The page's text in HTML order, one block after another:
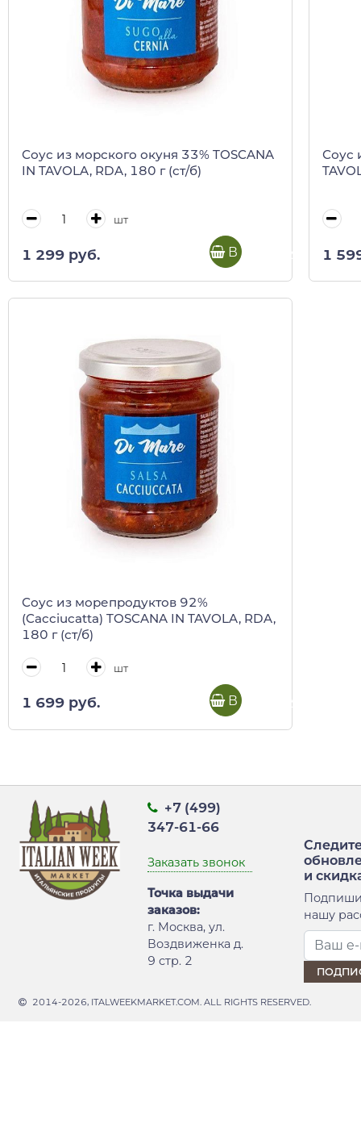
Соус из морского окуня 33% TOSCANA
IN TAVOLA, RDA, 180 г (ст/б)
шт
1 299 руб. В корзину
Соус
1
Соус из морепродуктов 92%
(Cacciucatta) TOSCANA IN TAVOLA, RDA,
180 г (ст/б)
шт
1 699 руб. В корзину
+7 (499)
347-61-66
Заказать звонок
Точка выдачи
заказов:
г. Москва, ул.
Воздвиженка д.
9 стр. 2
и
нашу
2014-2026, ITALWEEKMARKET.COM. ALL RIGHTS RESERVED.